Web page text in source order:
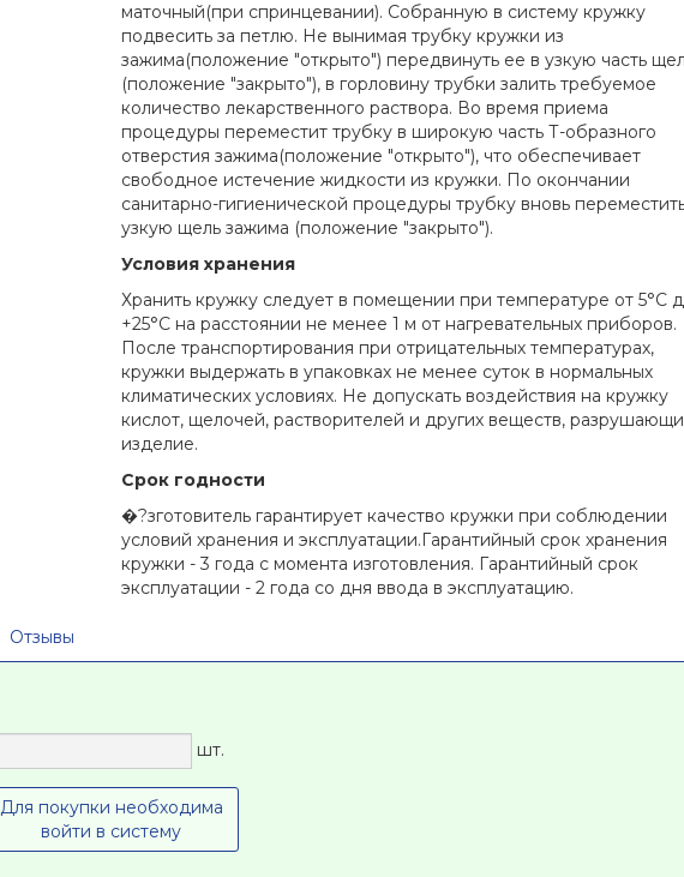
маточный(при спринцевании). Собранную в систему кружку
подвесить за петлю. Не вынимая трубку кружки из
зажима(положение "открыто") передвинуть ее в узкую часть
(положение "закрыто"), в горловину трубки залить требуемое
количество лекарственного раствора. Во время приема
процедуры переместит трубку в широкую часть Т-образного
отверстия зажима(положение "открыто"), что обеспечивает
свободное истечение жидкости из кружки. По окончании
санитарно-гигиенической процедуры трубку вновь
узкую щель зажима (положение "закрыто").
Условия хранения
Хранить кружку следует в помещении при температуре от 5°С
+25°С на расстоянии не менее 1 м от нагревательных приборов.
После транспортирования при отрицательных температурах,
кружки выдержать в упаковках не менее суток в нормальных
климатических условиях. Не допускать воздействия на кружку
кислот, щелочей, растворителей и других веществ,
изделие.
Срок годности
�?зготовитель гарантирует качество кружки при соблюдении
условий хранения и эксплуатации.Гарантийный срок хранения
кружки - 3 года с момента изготовления. Гарантийный срок
эксплуатации - 2 года со дня ввода в эксплуатацию.
Отзывы
шт.
Для покупки необходима
войти в систему